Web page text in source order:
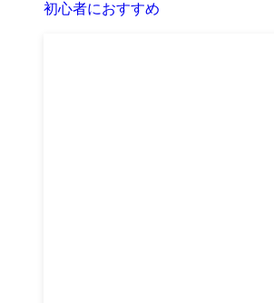
初心者におすすめ